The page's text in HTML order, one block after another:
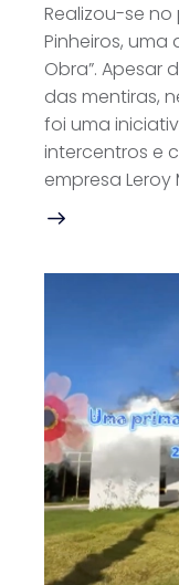
Realizou-se no
Pinheiros,
Obra”. Apesar
das mentiras,
foi uma
intercentros e
empresa Leroy